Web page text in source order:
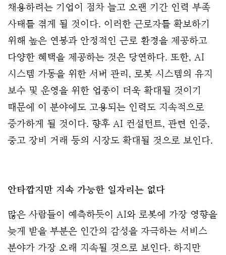
채용하려는 기업이 점차 늘고 오랜 기간 인력 부족
사태를 겪게 될 것이다. 이러한 근로자를 확보하기
위해 높은 연봉과 안정적인 근로 환경을 제공하고
다양한 혜택을 제공하는 것은 당연하다. 또한, AI
시스템 가동을 위한 서버 관리, 로봇 시스템의 유지
보수 및 운영을 위한 업종이 더욱 확대될 것이기
때문에 이 분야에도 고용되는 인력도 지속적으로
증가하게 될 것이다. 향후 AI 컨설턴트, 관련 인증,
중고 장비 거래 등의 시장도 확대될 것으로 보인다.
안타깝지만 지속 가능한 일자리는 없다
많은 사람들이 예측하듯이 AI와 로봇에 가장 영향을
늦게 받을 부분은 인간의 감성을 자극하는 서비스
분야가 가장 오래 지속될 것으로 보인다. 하지만